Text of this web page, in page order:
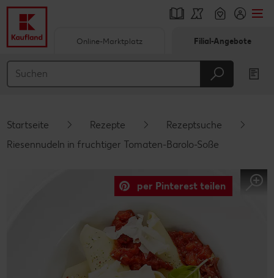
Hauptinhalt
Schwebender Seitenbereich
Online-Marktplatz Filial-Angebote
Startseite Rezepte
Rezeptsuche
Riesennudeln in fruchtiger Tomaten-Barolo-Soße
per Pinterest teilen